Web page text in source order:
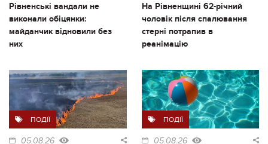
Рівненські вандали не
виконали обіцянки:
майданчик відновили без
них
На Рівненщині 62-річний
чоловік після спалювання
стерні потрапив в
реанімацію
ПОДІЇ
05.08.26
ПОДІЇ
05.08.26